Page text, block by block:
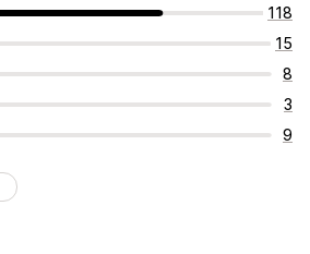
118
15
8
3
9